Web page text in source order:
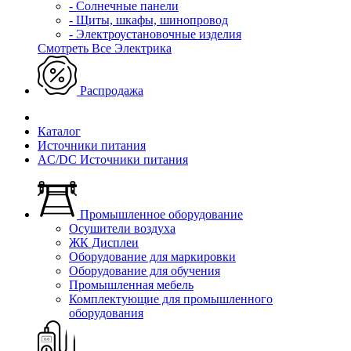
- Солнечные панели
- Щиты, шкафы, шинопровод
- Электроустановочные изделия
Смотреть Все Электрика
Распродажа
Каталог
Источники питания
AC/DC Источники питания
Промышленное оборудование
Осушители воздуха
ЖК Дисплеи
Оборудование для маркировки
Оборудование для обучения
Промышленная мебель
Комплектующие для промышленного
оборудования